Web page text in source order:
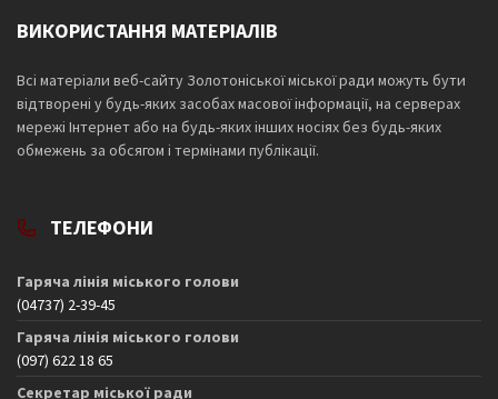
ВИКОРИСТАННЯ МАТЕРІАЛІВ
Всі матеріали веб-сайту Золотоніської міської ради можуть бути
відтворені у будь-яких засобах масової інформації, на серверах
мережі Інтернет або на будь-яких інших носіях без будь-яких
обмежень за обсягом і термінами публікації.
ТЕЛЕФОНИ
Гаряча лінія міського голови
(04737) 2-39-45
Гаряча лінія міського голови
(097) 622 18 65
Секретар міської ради